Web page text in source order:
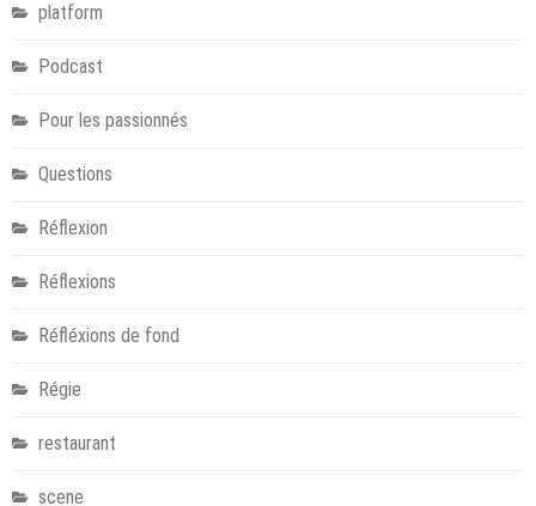
platform
Podcast
Pour les passionnés
Questions
Réflexion
Réflexions
Réfléxions de fond
Régie
restaurant
scene